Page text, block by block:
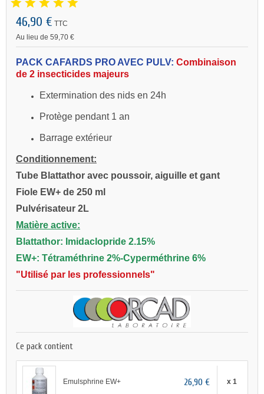
46,90 € TTC
Au lieu de 59,70 €
PACK CAFARDS PRO AVEC PULV: Combinaison
de 2 insecticides majeurs
Extermination des nids en 24h
Protège pendant 1 an
Barrage extérieur
Conditionnement:
Tube Blattathor avec poussoir, aiguille et gant
Fiole EW+ de 250 ml
Pulvérisateur 2L
Matière active:
Blattathor: Imidaclopride 2.15%
EW+: Tétraméthrine 2%-Cyperméthrine 6%
"Utilisé par les professionnels"
Ce pack contient
Emulsphrine EW+ 26,90 € x 1